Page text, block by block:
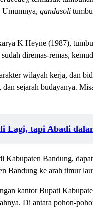
Umumnya, gandasoli
K Heyne (1987),
diremas-remas,
wilayah kerja, dan
sejarah budayanya.
Lagi, tapi Abadi
Kabupaten Bandung,
Bandung ke arah timur
kantor Bupati
Di antara pohon-